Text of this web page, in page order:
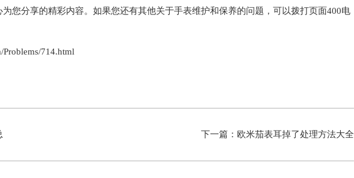
为您分享的精彩内容。如果您还有其他关于手表维护和保养的问题，可以拨打页面400电
714.html
下一篇： 欧米茄表耳掉了处理方法大全